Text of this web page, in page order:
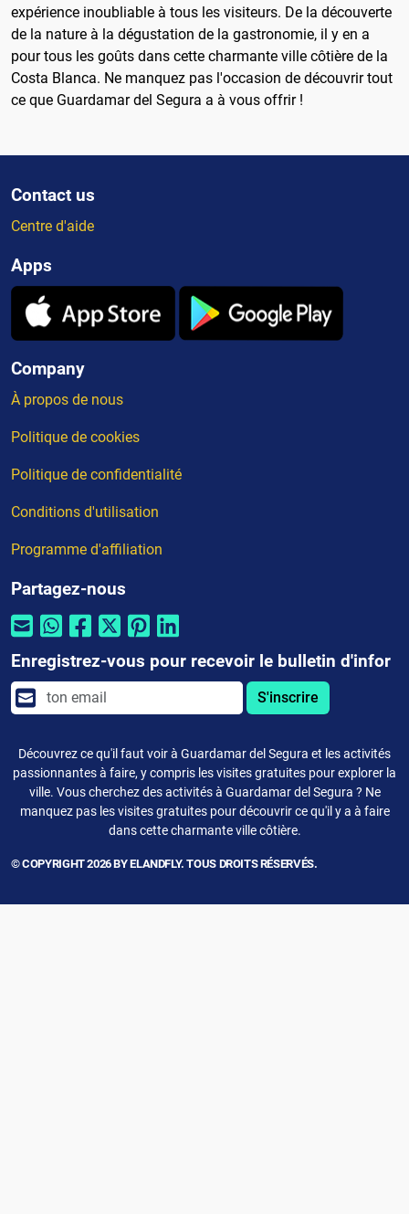
expérience inoubliable à tous les visiteurs. De la découverte
de la nature à la dégustation de la gastronomie, il y en a
pour tous les goûts dans cette charmante ville côtière de la
Costa Blanca. Ne manquez pas l'occasion de découvrir tout
ce que Guardamar del Segura a à vous offrir !
Contact us
Centre d'aide
Apps
Company
À propos de nous
Politique de cookies
Politique de confidentialité
Conditions d'utilisation
Programme d'affiliation
Partagez-nous
Enregistrez-vous pour recevoir le bulletin d'infor
S'inscrire
Découvrez ce qu'il faut voir à Guardamar del Segura et les activités
passionnantes à faire, y compris les visites gratuites pour explorer la
ville. Vous cherchez des activités à Guardamar del Segura ? Ne
manquez pas les visites gratuites pour découvrir ce qu'il y a à faire
dans cette charmante ville côtière.
© COPYRIGHT 2026 BY ELANDFLY. TOUS DROITS RÉSERVÉS.